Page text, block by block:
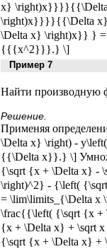
x}
\right)x}}}}{{\Delta
\Delta x} \right)x}} }
{{{x^2}}}.} \]
Пример 7
Найти производную
Решение.
Применяя
\Delta x} \right) -
{{\Delta x}}.} \]
{\sqrt {x + \Delta x} -
\right)^2} - {\left(
= \lim\limits_{\Delta
\frac{{\left( {\sqrt {x +
{x + \Delta x} + \sqrt
{\sqrt {x + \Delta x}